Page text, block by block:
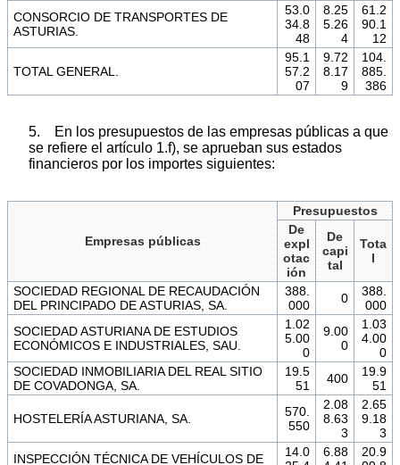
CONSORCIO DE TRANSPORTES DE
ASTURIAS.
53.0
34.8
48
8.25
5.26
4
61.2
90.1
12
TOTAL GENERAL.
95.1
57.2
07
9.72
8.17
9
104.
885.
386
5. En los presupuestos de las empresas públicas a que
se refiere el artículo 1.f), se aprueban sus estados
financieros por los importes siguientes:
Empresas públicas
Presupuestos
De
expl
otac
ión
De
capi
tal
Tota
l
SOCIEDAD REGIONAL DE RECAUDACIÓN
DEL PRINCIPADO DE ASTURIAS, SA.
388.
000
0
388.
000
SOCIEDAD ASTURIANA DE ESTUDIOS
ECONÓMICOS E INDUSTRIALES, SAU.
1.02
5.00
0
9.00
0
1.03
4.00
0
SOCIEDAD INMOBILIARIA DEL REAL SITIO
DE COVADONGA, SA.
19.5
51
400
19.9
51
HOSTELERÍA ASTURIANA, SA.
570.
550
2.08
8.63
3
2.65
9.18
3
INSPECCIÓN TÉCNICA DE VEHÍCULOS DE
14.0
6.88
20.9